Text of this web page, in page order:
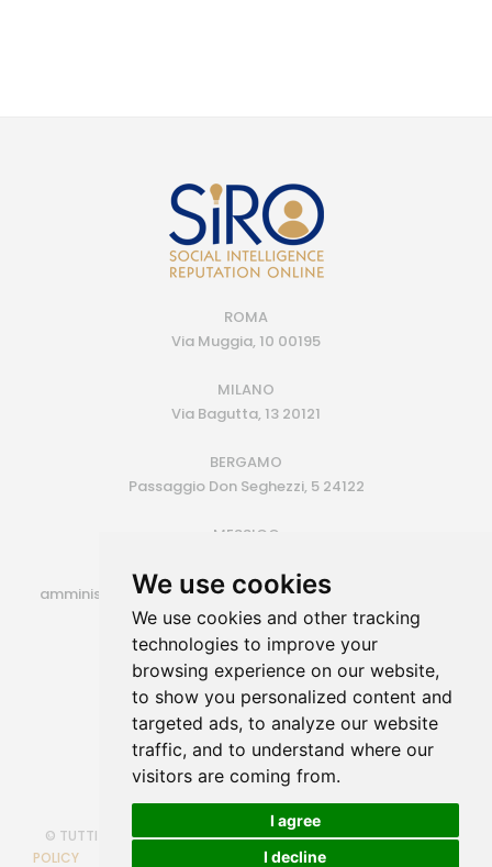
We use cookies
We use cookies and other tracking
technologies to improve your
browsing experience on our website,
to show you personalized content and
targeted ads, to analyze our website
traffic, and to understand where our
visitors are coming from.
I agree
I decline
ROMA
Via Muggia, 10 00195
MILANO
Via Bagutta, 13 20121
BERGAMO
Passaggio Don Seghezzi, 5 24122
MESSICO
amministrazione@siroconsulting.com | +39.335.6409500
P.IVA 14725801006
© TUTTI I DIRITTI RISERVATI COOKIE POLICY
PRIVACY
POLICY
POLITICA PARITA' DI GENERE